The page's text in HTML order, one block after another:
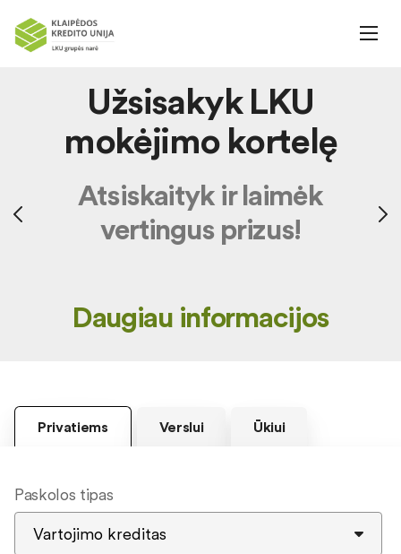
Užsisakyk LKU
mokėjimo kortelę
Atsiskaityk ir laimėk
vertingus prizus!
Daugiau informacijos
Privatiems Verslui Ūkiui
Paskolos tipas